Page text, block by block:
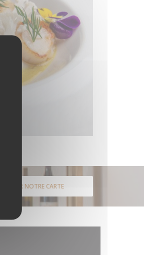
NOTRE CARTE